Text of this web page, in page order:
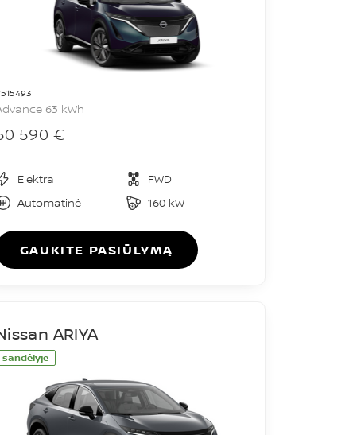
63 kWh
590 €
Elektra
FWD
Automatinė
160 kW
GAUKITE PASIŪLYMĄ
sandėlyje
ARIYA